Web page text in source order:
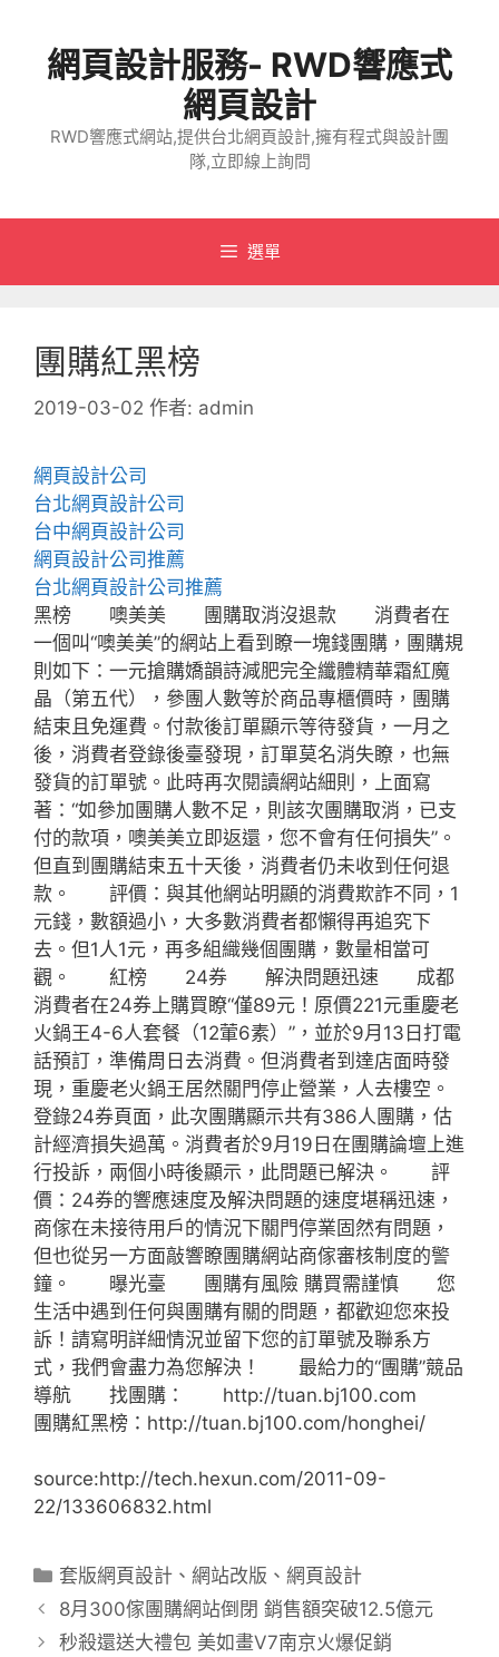
網頁設計服務- RWD響應式
網頁設計
RWD響應式網站,提供台北網頁設計,擁有程式與設計團
隊,立即線上詢問
選單
團購紅黑榜
2019-03-02 作者: admin
網頁設計公司
台北網頁設計公司
台中網頁設計公司
網頁設計公司推薦
台北網頁設計公司推薦
黑榜 噢美美 團購取消沒退款 消費者在
一個叫“噢美美”的網站上看到瞭一塊錢團購，團購規
則如下：一元搶購嬌韻詩減肥完全纖體精華霜紅魔
晶（第五代），參團人數等於商品專櫃價時，團購
結束且免運費。付款後訂單顯示等待發貨，一月之
後，消費者登錄後臺發現，訂單莫名消失瞭，也無
發貨的訂單號。此時再次閱讀網站細則，上面寫
著：“如參加團購人數不足，則該次團購取消，已支
付的款項，噢美美立即返還，您不會有任何損失”。
但直到團購結束五十天後，消費者仍未收到任何退
款。 評價：與其他網站明顯的消費欺詐不同，1
元錢，數額過小，大多數消費者都懶得再追究下
去。但1人1元，再多組織幾個團購，數量相當可
觀。 紅榜 24券 解決問題迅速 成都
消費者在24券上購買瞭“僅89元！原價221元重慶老
火鍋王4-6人套餐（12葷6素）”，並於9月13日打電
話預訂，準備周日去消費。但消費者到達店面時發
現，重慶老火鍋王居然關門停止營業，人去樓空。
登錄24券頁面，此次團購顯示共有386人團購，估
計經濟損失過萬。消費者於9月19日在團購論壇上進
行投訴，兩個小時後顯示，此問題已解決。 評
價：24券的響應速度及解決問題的速度堪稱迅速，
商傢在未接待用戶的情況下關門停業固然有問題，
但也從另一方面敲響瞭團購網站商傢審核制度的警
鐘。 曝光臺 團購有風險 購買需謹慎 您
生活中遇到任何與團購有關的問題，都歡迎您來投
訴！請寫明詳細情況並留下您的訂單號及聯系方
式，我們會盡力為您解決！ 最給力的“團購”競品
導航 找團購： http://tuan.bj100.com
團購紅黑榜：http://tuan.bj100.com/honghei/
source:http://tech.hexun.com/2011-09-
22/133606832.html
分
類
套版網頁設計 、網站改版 、網頁設計
8月300傢團購網站倒閉 銷售額突破12.5億元
秒殺還送大禮包 美如畫V7南京火爆促銷